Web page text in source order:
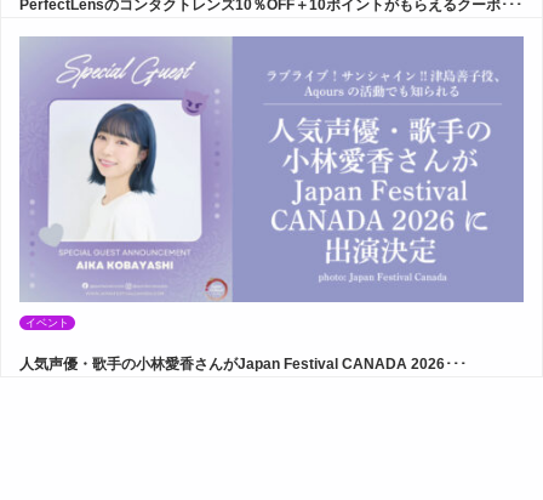
PerfectLensのコンタクトレンズ10％OFF＋10ポイントがもらえるクーポ･･･
イベント
人気声優・歌手の小林愛香さんがJapan Festival CANADA 2026･･･